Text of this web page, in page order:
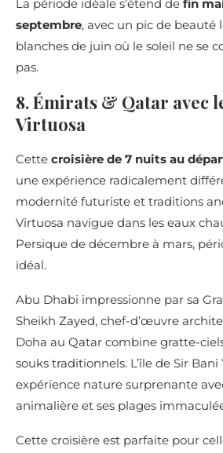
La période idéale s’étend de fin
septembre, avec un pic de beauté
blanches de juin où le soleil ne se
pas.
8. Émirats & Qatar avec
Virtuosa
Cette croisière de 7 nuits au
une expérience radicalement
modernité futuriste et traditions
Virtuosa navigue dans les eaux
Persique de décembre à mars,
idéal.
Abu Dhabi impressionne par sa
Sheikh Zayed, chef-d’œuvre
Doha au Qatar combine gratte-
souks traditionnels. L’île de Sir
expérience nature surprenante
animalière et ses plages
Cette croisière est parfaite pour